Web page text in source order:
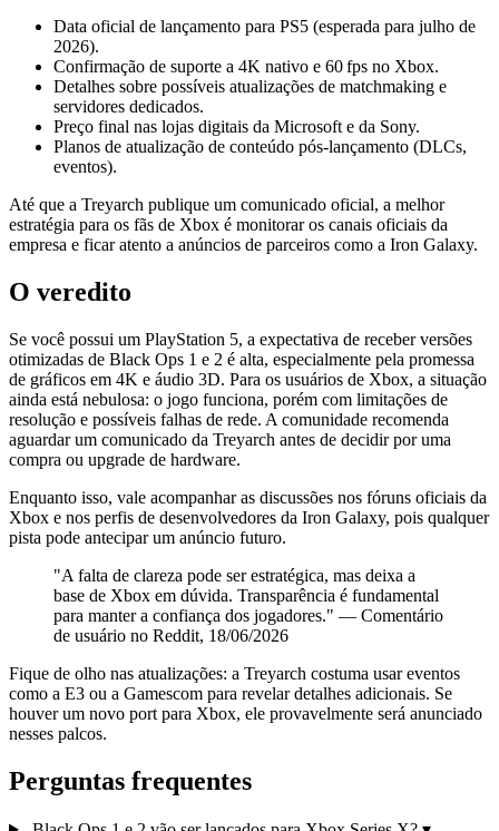
Data oficial de lançamento para PS5 (esperada para julho de
2026).
Confirmação de suporte a 4K nativo e 60 fps no Xbox.
Detalhes sobre possíveis atualizações de matchmaking e
servidores dedicados.
Preço final nas lojas digitais da Microsoft e da Sony.
Planos de atualização de conteúdo pós‑lançamento (DLCs,
eventos).
Até que a Treyarch publique um comunicado oficial, a melhor
estratégia para os fãs de Xbox é monitorar os canais oficiais da
empresa e ficar atento a anúncios de parceiros como a Iron Galaxy.
O veredito
Se você possui um PlayStation 5, a expectativa de receber versões
otimizadas de Black Ops 1 e 2 é alta, especialmente pela promessa
de gráficos em 4K e áudio 3D. Para os usuários de Xbox, a situação
ainda está nebulosa: o jogo funciona, porém com limitações de
resolução e possíveis falhas de rede. A comunidade recomenda
aguardar um comunicado da Treyarch antes de decidir por uma
compra ou upgrade de hardware.
Enquanto isso, vale acompanhar as discussões nos fóruns oficiais da
Xbox e nos perfis de desenvolvedores da Iron Galaxy, pois qualquer
pista pode antecipar um anúncio futuro.
"A falta de clareza pode ser estratégica, mas deixa a
base de Xbox em dúvida. Transparência é fundamental
para manter a confiança dos jogadores." — Comentário
de usuário no Reddit, 18/06/2026
Fique de olho nas atualizações: a Treyarch costuma usar eventos
como a E3 ou a Gamescom para revelar detalhes adicionais. Se
houver um novo port para Xbox, ele provavelmente será anunciado
nesses palcos.
Perguntas frequentes